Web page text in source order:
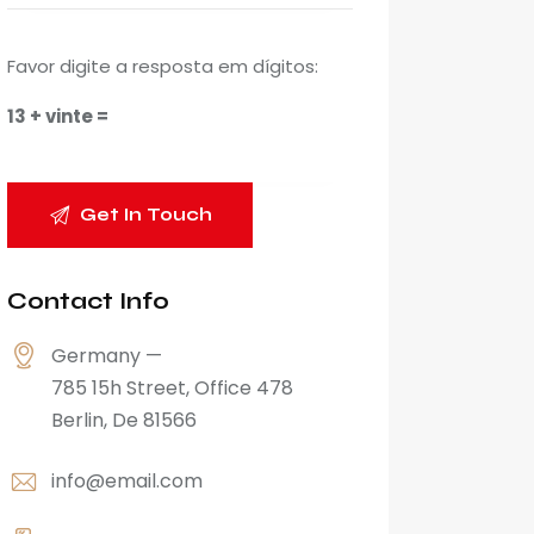
Favor digite a resposta em dígitos:
13 + vinte =
Contact Info
Germany —
785 15h Street, Office 478
Berlin, De 81566
info@email.com